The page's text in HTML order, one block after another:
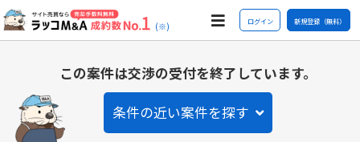
(※) ログイン 新規登録（無料）
この案件は交渉の受付を終了しています。
条件の近い案件を探す